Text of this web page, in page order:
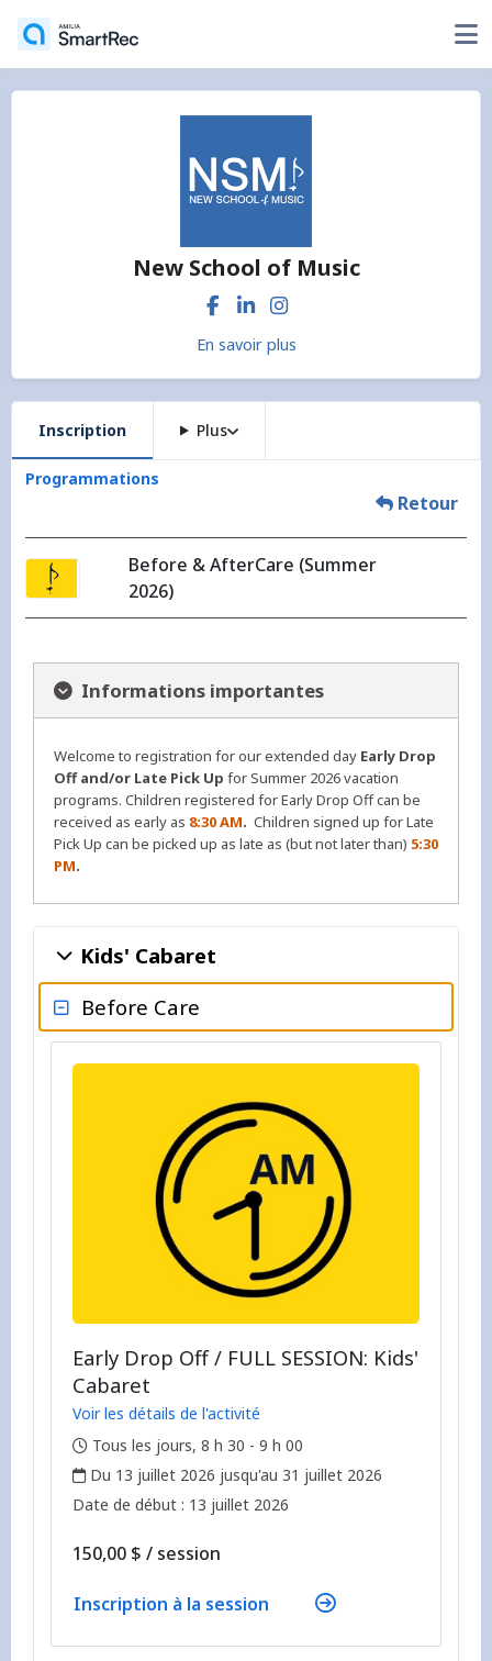
New School of Music
En savoir plus
Inscription Plus
Programmations
Retour
Before & AfterCare (Summer
2026)
Informations importantes
Welcome to registration for our extended day Early Drop
Off and/or Late Pick Up for Summer 2026 vacation
programs. Children registered for Early Drop Off can be
received as early as 8:30 AM. Children signed up for Late
Pick Up can be picked up as late as (but not later than) 5:30
PM.
Kids' Cabaret
Before Care
Early Drop Off / FULL SESSION: Kids'
Cabaret
Voir les détails de l'activité
,
Tous les jours, 8 h 30 - 9 h 00
,
Du 13 juillet 2026 jusqu'au 31 juillet 2026
Date de début : ,13 juillet 2026
150,00 $ / par
session
Inscription à la session